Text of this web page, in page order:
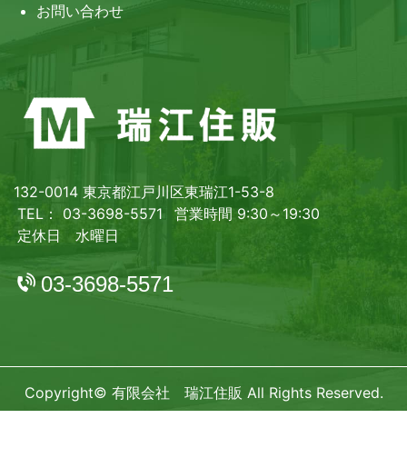
お問い合わせ
132-0014 東京都江戸川区東瑞江1-53-8
TEL： 03-3698-5571
営業時間 9:30～19:30
定休日 水曜日
03-3698-5571
Copyright© 有限会社 瑞江住販 All Rights Reserved.